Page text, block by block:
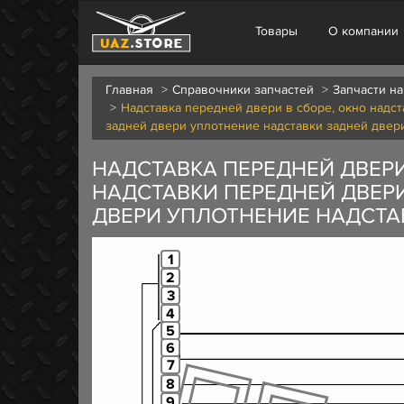
Товары О компании
Главная Справочники запчастей Запчасти
Надставка передней двери в сборе, окно
задней двери уплотнение надставки задней
НАДСТАВКА ПЕРЕДНЕЙ
НАДСТАВКИ ПЕРЕДНЕЙ
ДВЕРИ УПЛОТНЕНИЕ
1
2
3
4
5
6
7
8